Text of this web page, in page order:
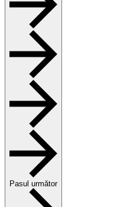
Pasul următor